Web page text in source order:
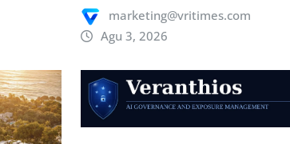
marketing@vritimes.com
Agu 3, 2026